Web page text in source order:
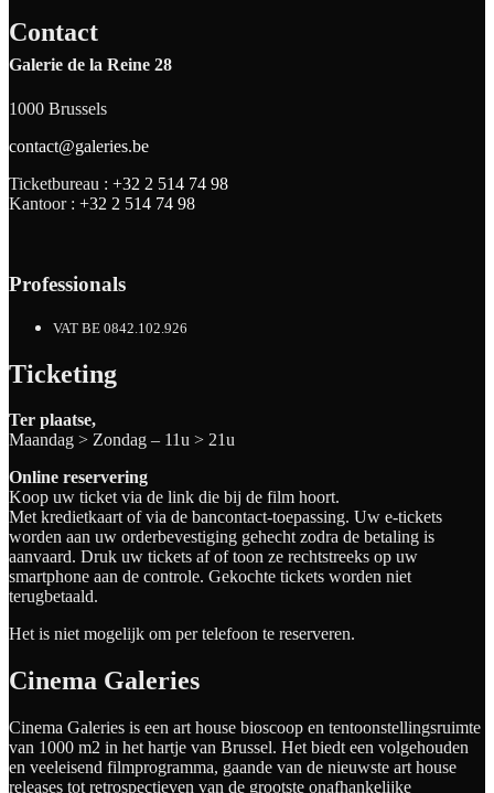
Contact
Galerie de la Reine 28
1000 Brussels
contact@galeries.be
Ticketbureau : +32 2 514 74 98
Kantoor : +32 2 514 74 98
Professionals
VAT BE 0842.102.926
Ticketing
Ter plaatse,
Maandag > Zondag – 11u > 21u
Online reservering
Koop uw ticket via de link die bij de film hoort.
Met kredietkaart of via de bancontact-toepassing. Uw e-tickets
worden aan uw orderbevestiging gehecht zodra de betaling is
aanvaard. Druk uw tickets af of toon ze rechtstreeks op uw
smartphone aan de controle. Gekochte tickets worden niet
terugbetaald.
Het is niet mogelijk om per telefoon te reserveren.
Cinema Galeries
Cinema Galeries is een art house bioscoop en tentoonstellingsruimte
van 1000 m2 in het hartje van Brussel. Het biedt een volgehouden
en veeleisend filmprogramma, gaande van de nieuwste art house
releases tot retrospectieven van de grootste onafhankelijke